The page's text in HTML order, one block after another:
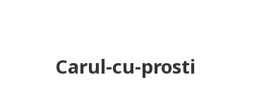
Carul-cu-prosti